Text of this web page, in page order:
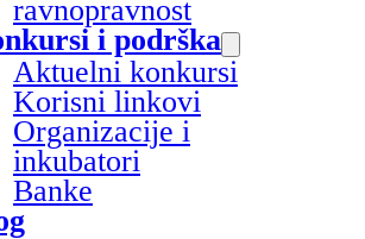
ravnopravnost
i podrška
Aktuelni konkursi
Korisni linkovi
Organizacije i
inkubatori
Banke